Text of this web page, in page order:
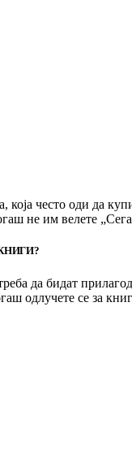
која често оди да
не им велете
да бидат
одлучете се за